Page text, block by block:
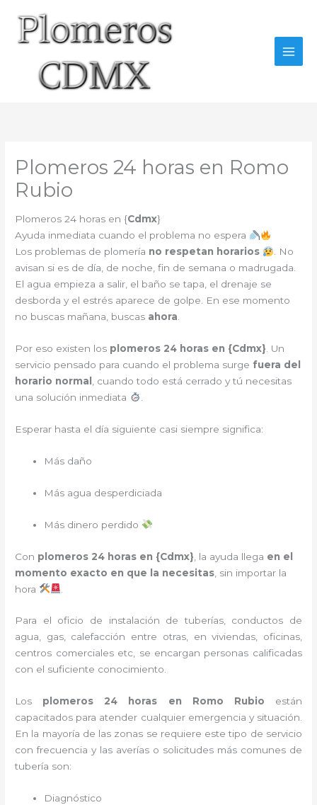
contenido
Plomeros 24 horas en Romo
Rubio
Plomeros 24 horas en {Cdmx}
Ayuda inmediata cuando el problema no espera
Los problemas de plomería no respetan horarios
. No
avisan si es de día, de noche, fin de semana o madrugada.
El agua empieza a salir, el baño se tapa, el drenaje se
desborda y el estrés aparece de golpe. En ese momento
no buscas mañana, buscas ahora.
Por eso existen los plomeros 24 horas en {Cdmx} . Un
servicio pensado para cuando el problema surge fuera del
horario normal
, cuando todo está cerrado y tú necesitas
una solución inmediata
Esperar hasta el día siguiente casi siempre significa:
Más daño
Más agua desperdiciada
Más dinero perdido
Con plomeros 24 horas en {Cdmx} , la ayuda llega en el
momento exacto en que la necesitas , sin importar la
hora
Para el oficio de instalación de tuberías, conductos de
agua, gas, calefacción entre otras, en viviendas, oficinas,
centros comerciales etc, se encargan personas calificadas
con el suficiente conocimiento.
Los plomeros 24 horas en Romo Rubio están
capacitados para atender cualquier emergencia y situación.
En la mayoría de las zonas se requiere este tipo de servicio
con frecuencia y las averías o solicitudes más comunes de
tubería son:
Diagnóstico